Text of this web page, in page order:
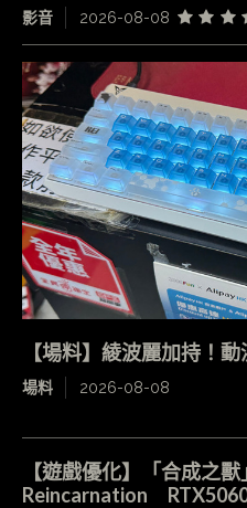
影音 2026-08-08
【場料】綾波麗加持！
場料 2026-08-08
【遊戲優化】「合成之
Reincarnation RTX5060